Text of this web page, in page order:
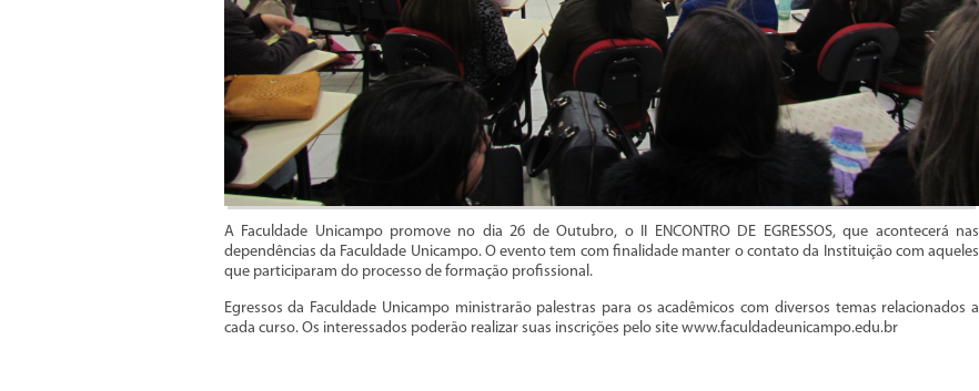
A Faculdade Unicampo promove no dia 26 de Outubro, o II ENCONTRO DE EGRESSOS, que acontecerá nas
dependências da Faculdade Unicampo. O evento tem com finalidade manter o contato da Instituição com aqueles
que participaram do processo de formação profissional.
Egressos da Faculdade Unicampo ministrarão palestras para os acadêmicos com diversos temas relacionados a
cada curso. Os interessados poderão realizar suas inscrições pelo site www.faculdadeunicampo.edu.br